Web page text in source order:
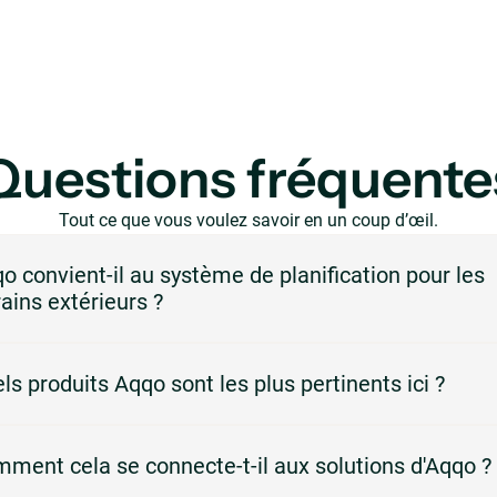
Tout ce que vous voulez savoir en un coup d’œil.
convient-il au système de planification pour les
extérieurs ?
et l'administration sur une plateforme centrale.
produits Aqqo sont les plus pertinents ici ?
Invoicing et Online Payments.
cela se connecte-t-il aux solutions d'Aqqo ?